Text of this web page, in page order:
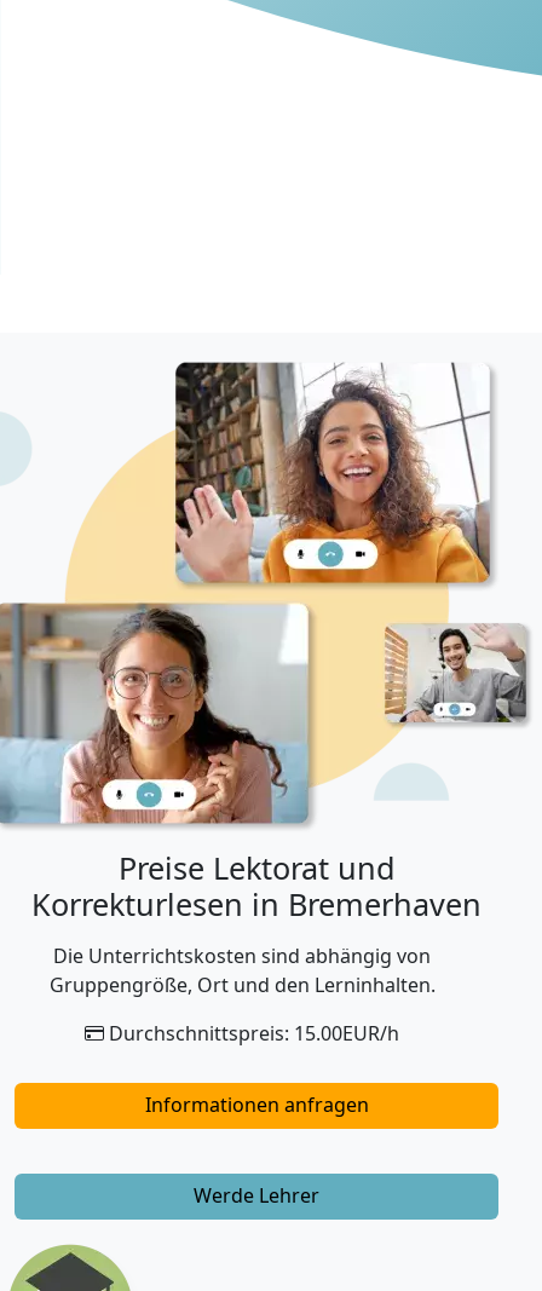
Preise Lektorat und
Korrekturlesen in Bremerhaven
Die Unterrichtskosten sind abhängig von
Gruppengröße, Ort und den Lerninhalten.
Durchschnittspreis: 15.00EUR/h
Informationen anfragen
Werde Lehrer